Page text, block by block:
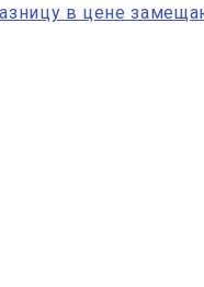
в цене